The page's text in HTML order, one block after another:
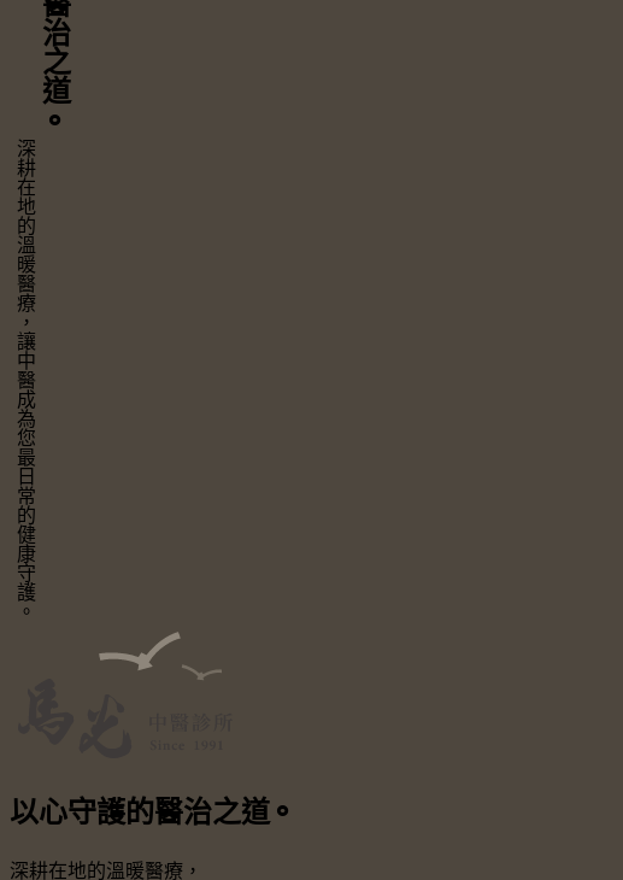
的醫治之道
⚬
深耕在地的溫暖醫療，
讓中醫成為您最日常的健康守護。
以心守護的醫治之道 ⚬
深耕在地的溫暖醫療，